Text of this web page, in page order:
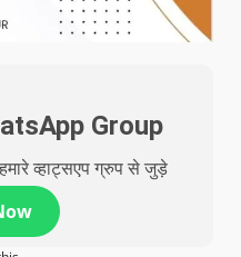
Group
व्हाट्सएप ग्रुप से जुड़े